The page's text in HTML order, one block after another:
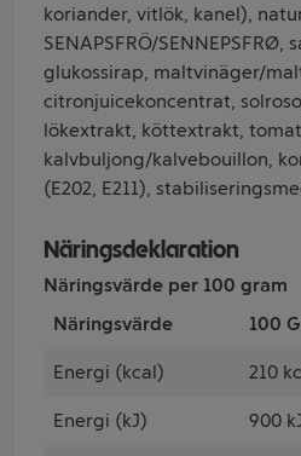
koriander, vitlök, kanel),
SENAPSFRÖ/SENNEPSFRØ,
glukossirap, maltvinäger/
citronjuicekoncentrat,
lökextrakt, köttextrakt,
kalvbuljong/kalvebouillon,
(E202, E211),
Näringsdeklaration
Näringsvärde per 100 gram
Näringsvärde
100
Energi (kcal) 210
Energi (kJ) 900